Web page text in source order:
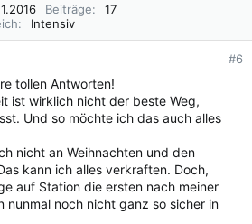
Beiträge
17
Intensiv
#6
tollen Antworten!
ist wirklich nicht der beste Weg,
Und so möchte ich das auch alles
nicht an Weihnachten und den
kann ich alles verkraften. Doch,
auf Station die ersten nach meiner
nunmal noch nicht ganz so sicher in